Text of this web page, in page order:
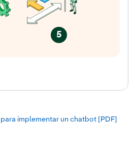
5
implementar un chatbot [PDF]